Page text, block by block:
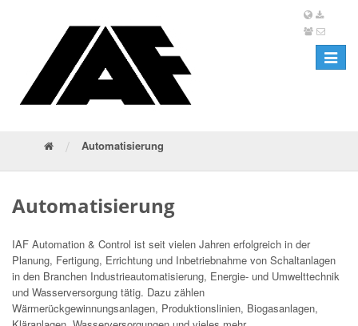
Toggle
/ Automatisierung
Automatisierung
IAF Automation & Control ist seit vielen Jahren erfolgreich in der
Planung, Fertigung, Errichtung und Inbetriebnahme von Schaltanlagen
in den Branchen Industrieautomatisierung, Energie- und Umwelttechnik
und Wasserversorgung tätig. Dazu zählen
Wärmerückgewinnungsanlagen, Produktionslinien, Biogasanlagen,